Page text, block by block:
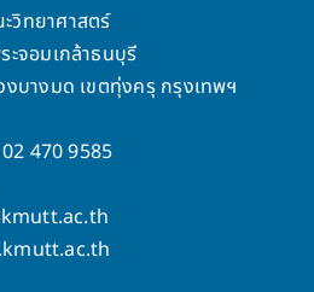
วิทยาศาสตร์
ะจอมเกล้าธนบุรี
บางมด เขตทุ่งครุ กรุงเทพฯ
470 9585